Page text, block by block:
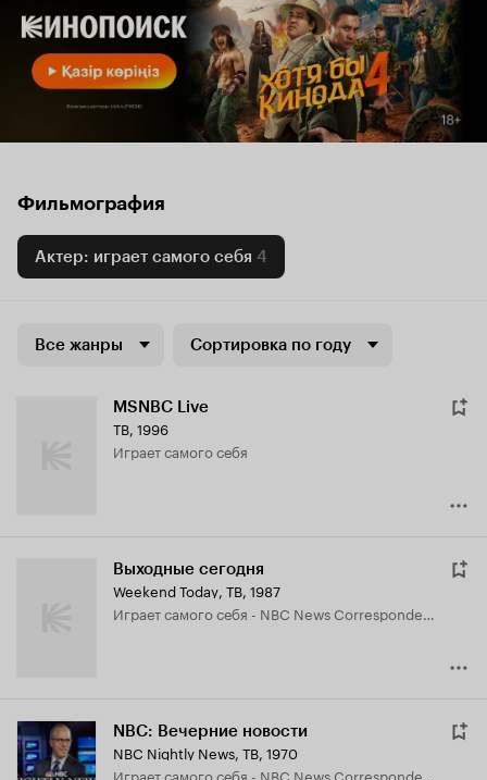
Фильмография
Актер: играет самого себя 4
Все жанры Сортировка по году
MSNBC Live
ТВ, 1996
играет самого себя
Выходные сегодня
Weekend Today, ТВ, 1987
играет самого себя - NBC News Correspondent
NBC: Вечерние новости
NBC Nightly News, ТВ, 1970
играет самого себя - NBC News Correspondent